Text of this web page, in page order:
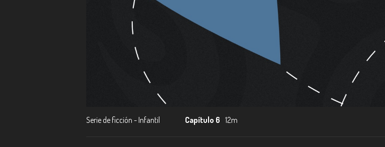
Serie de ficción - Infantil Capítulo 6 12m